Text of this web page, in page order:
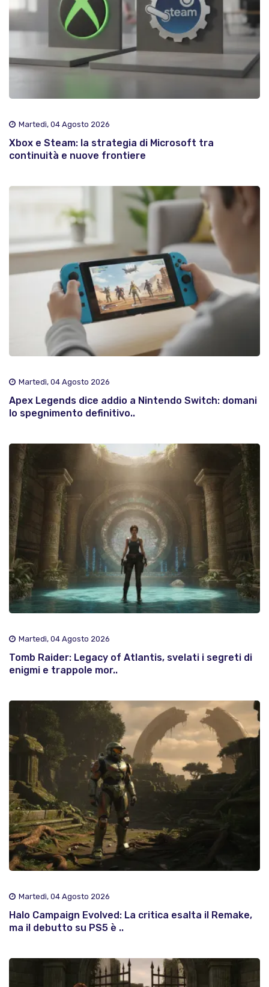
Martedì, 04 Agosto 2026
Xbox e Steam: la strategia di Microsoft tra
continuità e nuove frontiere
Martedì, 04 Agosto 2026
Apex Legends dice addio a Nintendo Switch: domani
lo spegnimento definitivo..
Martedì, 04 Agosto 2026
Tomb Raider: Legacy of Atlantis, svelati i segreti di
enigmi e trappole mor..
Martedì, 04 Agosto 2026
Halo Campaign Evolved: La critica esalta il Remake,
ma il debutto su PS5 è ..